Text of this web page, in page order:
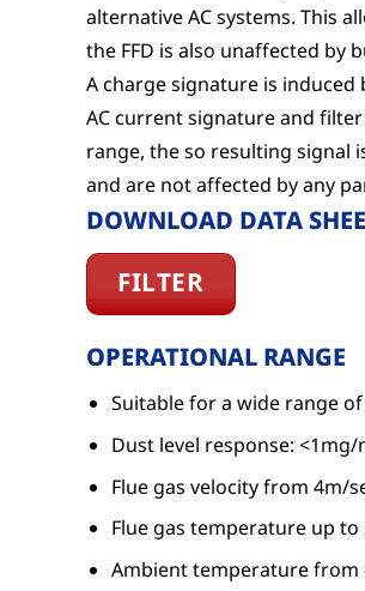
alternative AC systems. This
the FFD is also unaffected
A charge signature is
AC current signature and
range, the so resulting signal
and are not affected by any
DOWNLOAD DATA
FILTER
OPERATIONAL RANGE
Suitable for a wide range
Dust level response:
Flue gas velocity from 4m/
Flue gas temperature up to
Ambient temperature from -